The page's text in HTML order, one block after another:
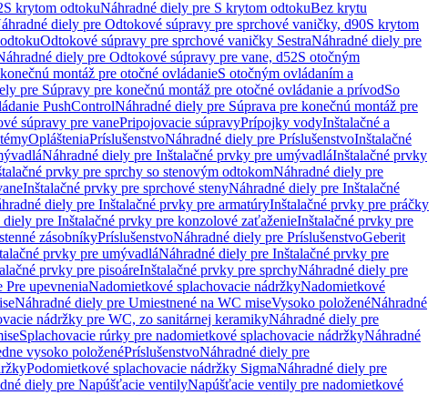
S krytom odtokuNáhradné diely pre S krytom odtokuBez krytu
diely pre Odtokové súpravy pre sprchové vaničky, d90S krytom
Odtokové súpravy pre sprchové vaničky SestraNáhradné diely pre
diely pre Odtokové súpravy pre vane, d52S otočným
montáž pre otočné ovládanieS otočným ovládaním a
pre Súpravy pre konečnú montáž pre otočné ovládanie a prívodSo
PushControlNáhradné diely pre Súprava pre konečnú montáž pre
súpravy pre vanePripojovacie súpravyPrípojky vodyInštalačné a
OplášteniaPríslušenstvoNáhradné diely pre PríslušenstvoInštalačné
Náhradné diely pre Inštalačné prvky pre umývadláInštalačné prvky
prvky pre sprchy so stenovým odtokomNáhradné diely pre
Inštalačné prvky pre sprchové stenyNáhradné diely pre Inštalačné
diely pre Inštalačné prvky pre armatúryInštalačné prvky pre práčky
diely pre Inštalačné prvky pre konzolové zaťaženieInštalačné prvky pre
zásobníkyPríslušenstvoNáhradné diely pre PríslušenstvoGeberit
prvky pre umývadláNáhradné diely pre Inštalačné prvky pre
prvky pre pisoáreInštalačné prvky pre sprchyNáhradné diely pre
Pre upevneniaNadomietkové splachovacie nádržkyNadomietkové
Náhradné diely pre Umiestnené na WC miseVysoko položenéNáhradné
nádržky pre WC, zo sanitárnej keramikyNáhradné diely pre
Splachovacie rúrky pre nadomietkové splachovacie nádržkyNáhradné
vysoko položenéPríslušenstvoNáhradné diely pre
Podomietkové splachovacie nádržky SigmaNáhradné diely pre
diely pre Napúšťacie ventilyNapúšťacie ventily pre nadomietkové